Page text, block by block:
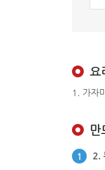
요
1. 가자
만
1 2.